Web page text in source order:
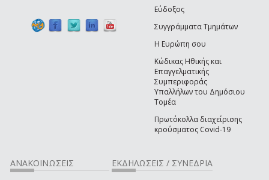
Εύδοξος
Συγγράμματα Τμημάτων
Η Ευρώπη σου
Κώδικας Ηθικής και
Επαγγελματικής
Συμπεριφοράς
Υπαλλήλων του Δημόσιου
Τομέα
Πρωτόκολλα διαχείρισης
κρούσματος Covid-19
ΑΝΑΚΟΙΝΩΣΕΙΣ ΕΚΔΗΛΩΣΕΙΣ / ΣΥΝΕΔΡΙΑ